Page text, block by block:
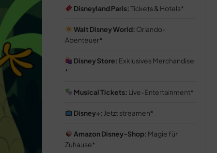
Disneyland Paris:Tickets & Hotels
Walt Disney World: Orlando-
Abenteuer
Disney Store: Exklusives Merchandise
Musical Tickets: Live-Entertainment
Disney+: Jetzt streamen
Amazon Disney-Shop: Magie für
Zuhause